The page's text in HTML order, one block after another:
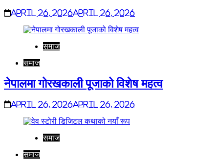
April 26, 2026April 26, 2026
समाज
समाज
नेपालमा गोरखकाली पूजाको विशेष महत्व
April 26, 2026April 26, 2026
समाज
समाज